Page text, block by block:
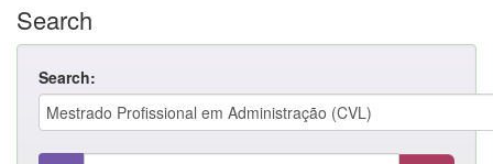
Search
Search: